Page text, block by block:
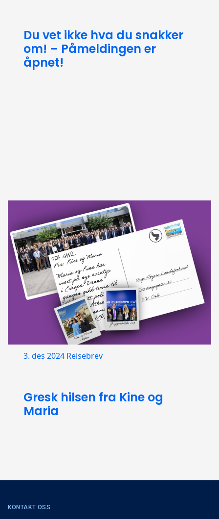
Du vet ikke hva du snakker
om! – Påmeldingen er
åpnet!
3. des 2024 Reisebrev
Gresk hilsen fra Kine og
Maria
KONTAKT OSS